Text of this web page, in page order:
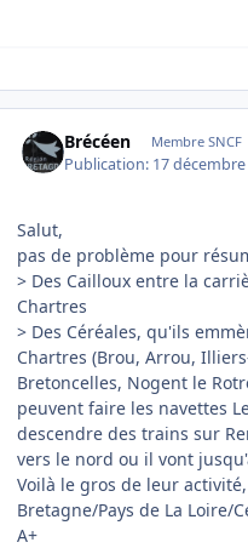
Brécéen Membre SNCF
Publication: 17
Salut,
pas de problème pour
> Des Cailloux entre la
Chartres
> Des Céréales, qu'ils
Chartres (Brou, Arrou,
Bretoncelles, Nogent le
peuvent faire les navettes
descendre des trains sur
vers le nord ou il vont
Voilà le gros de leur
Bretagne/Pays de La Loire/
A+